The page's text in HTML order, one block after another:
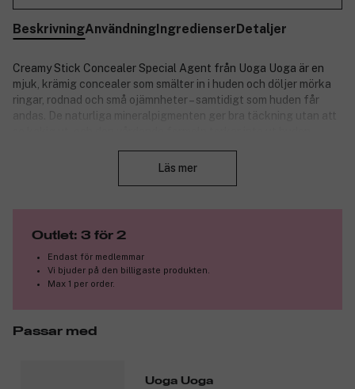
BeskrivningAnvändningIngredienserDetaljer
Creamy Stick Concealer Special Agent från Uoga Uoga är en
mjuk, krämig concealer som smälter in i huden och döljer mörka
ringar, rodnad och små ojämnheter – samtidigt som huden får
andas. De naturliga mineralpigmenten ger bra täckning utan att
blandas ut med fingrarna eller en concealerborste.
Tack vare de 100 % naturliga ingredienserna, är den skonsam
smink och hudvård.
Produktnummer: 3323809
Läs mer
Outlet: 3 för 2
Endast för medlemmar
Vi bjuder på den billigaste produkten.
Max 1 per order.
Passar med
Uoga Uoga